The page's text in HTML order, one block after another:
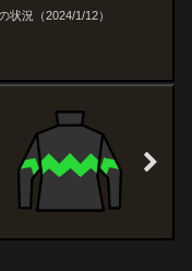
状況（2024/1/12）